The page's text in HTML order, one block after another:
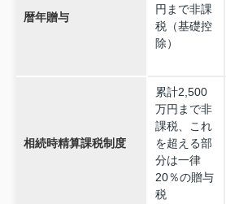
暦年贈与
円まで非課
税（基礎控
除）
相続時精算課税制度
累計2,500
万円まで非
課税、これ
を超える部
分は一律
20％の贈与
税